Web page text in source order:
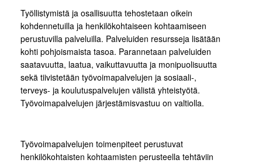
Työllistymistä ja osallisuutta tehostetaan oikein
kohdennetuilla ja henkilökohtaiseen kohtaamiseen
perustuvilla palveluilla. Palveluiden resursseja lisätään
kohti pohjoismaista tasoa. Parannetaan palveluiden
saatavuutta, laatua, vaikuttavuutta ja monipuolisuutta
sekä tiivistetään työvoimapalvelujen ja sosiaali-,
terveys- ja koulutuspalvelujen välistä yhteistyötä.
Työvoimapalvelujen järjestämisvastuu on valtiolla.
Työvoimapalvelujen toimenpiteet perustuvat
henkilökohtaisten kohtaamisten perusteella tehtäviin